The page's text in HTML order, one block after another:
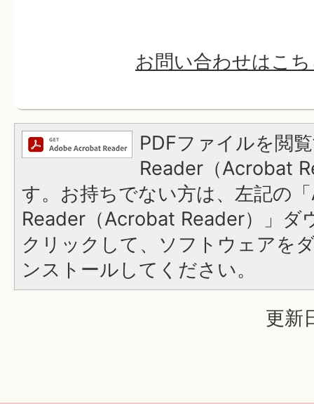
お問い合わせはこ
PDFファイルを閲
Reader（Acrobat
す。お持ちでない方は、左記の
Reader（Acrobat Reader）」ダ
クリックして、ソフトウェアを
ンストールしてください。
更新